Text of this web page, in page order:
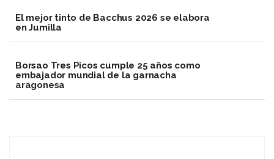
El mejor tinto de Bacchus 2026 se elabora
en Jumilla
Borsao Tres Picos cumple 25 años como
embajador mundial de la garnacha
aragonesa